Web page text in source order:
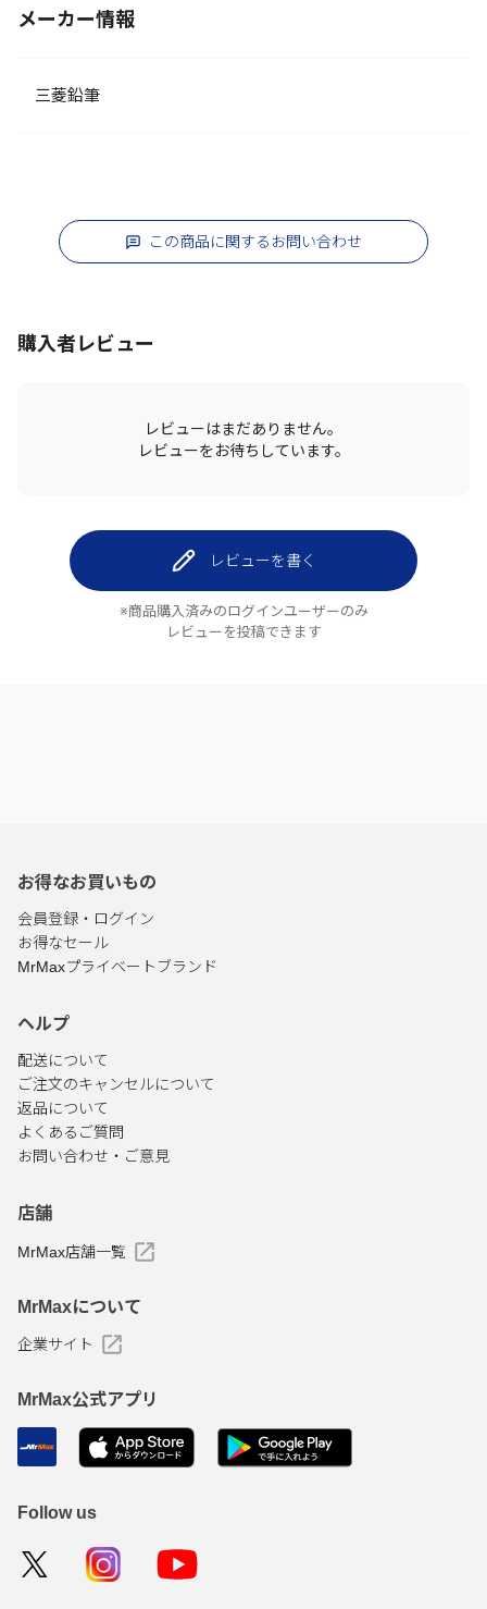
メーカー情報
三菱鉛筆
この商品に関するお問い合わせ
購入者レビュー
レビューはまだありません。
レビューをお待ちしています。
レビューを書く
※商品購入済みのログインユーザーのみ
レビューを投稿できます
お得なお買いもの
会員登録・ログイン
お得なセール
MrMaxプライベートブランド
ヘルプ
配送について
ご注文のキャンセルについて
返品について
よくあるご質問
お問い合わせ・ご意見
店舗
MrMax店舗一覧
MrMaxについて
企業サイト
MrMax公式アプリ
Follow us